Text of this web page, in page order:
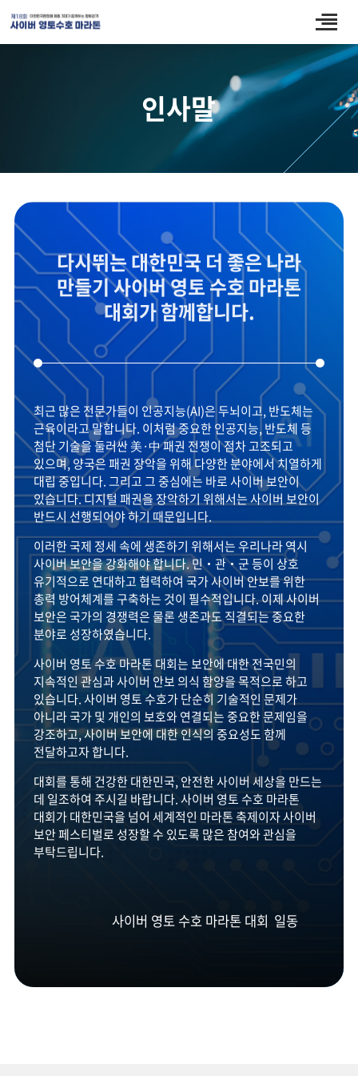
인사말
다시뛰는 대한민국 더 좋은 나라
만들기사이버 영토 수호 마라톤
대회가 함께합니다.
최근 많은 전문가들이 인공지능(AI)은 두뇌이고, 반도체는
근육이라고 말합니다. 이처럼 중요한 인공지능, 반도체 등
첨단 기술을 둘러싼 美·中 패권 전쟁이 점차 고조되고
있으며, 양국은 패권 장악을 위해 다양한 분야에서 치열하게
대립 중입니다. 그리고 그 중심에는 바로 사이버 보안이
있습니다. 디지털 패권을 장악하기 위해서는 사이버 보안이
반드시 선행되어야 하기 때문입니다.
이러한 국제 정세 속에 생존하기 위해서는 우리나라 역시
사이버 보안을 강화해야 합니다. 민‧관‧군 등이 상호
유기적으로 연대하고 협력하여 국가 사이버 안보를 위한
총력 방어체계를 구축하는 것이 필수적입니다. 이제 사이버
보안은 국가의 경쟁력은 물론 생존과도 직결되는 중요한
분야로 성장하였습니다.
사이버 영토 수호 마라톤 대회는 보안에 대한 전국민의
지속적인 관심과 사이버 안보 의식 함양을 목적으로 하고
있습니다. 사이버 영토 수호가 단순히 기술적인 문제가
아니라 국가 및 개인의 보호와 연결되는 중요한 문제임을
강조하고, 사이버 보안에 대한 인식의 중요성도 함께
전달하고자 합니다.
대회를 통해 건강한 대한민국, 안전한 사이버 세상을 만드는
데 일조하여 주시길 바랍니다. 사이버 영토 수호 마라톤
대회가 대한민국을 넘어 세계적인 마라톤 축제이자 사이버
보안 페스티벌로 성장할 수 있도록 많은 참여와 관심을
부탁드립니다.
사이버 영토 수호 마라톤 대회 일동